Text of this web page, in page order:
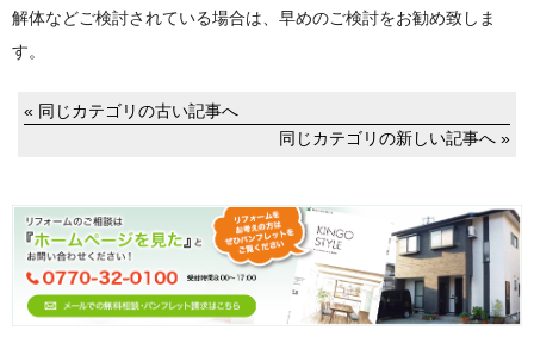
解体などご検討されている場合は、早めのご検討をお勧め致しま
す。
« 同じカテゴリの古い記事へ
同じカテゴリの新しい記事へ »